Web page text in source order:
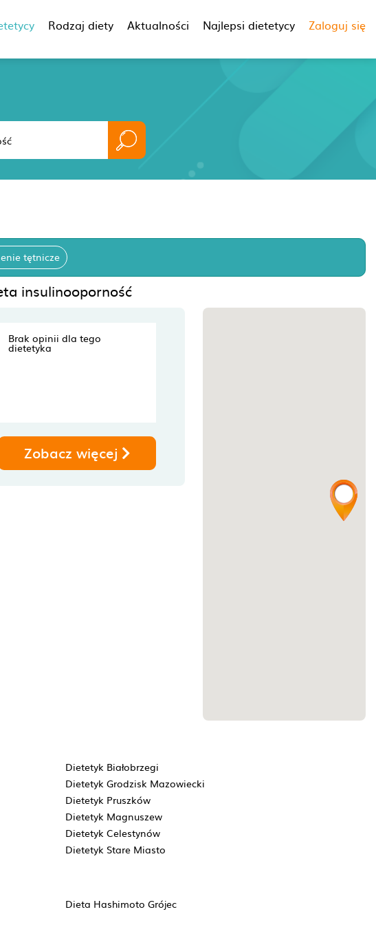
Rodzaj diety Aktualności Najlepsi dietetycy Zaloguj się
tętnicze
insulinooporność
Brak opinii dla tego
dietetyka
Zobacz więcej
Dietetyk Białobrzegi
Dietetyk Grodzisk Mazowiecki
Dietetyk Pruszków
Dietetyk Magnuszew
Dietetyk Celestynów
Dietetyk Stare Miasto
Dieta Hashimoto Grójec